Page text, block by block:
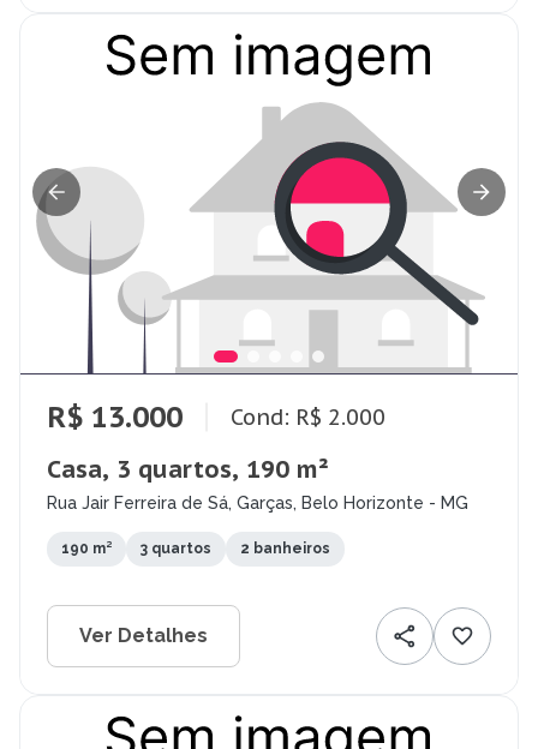
R$ 13.000 Cond: R$ 2.000
Casa, 3 quartos, 190 m²
Rua Jair Ferreira de Sá, Garças, Belo Horizonte - MG
190 m² 3 quartos 2 banheiros
Ver Detalhes